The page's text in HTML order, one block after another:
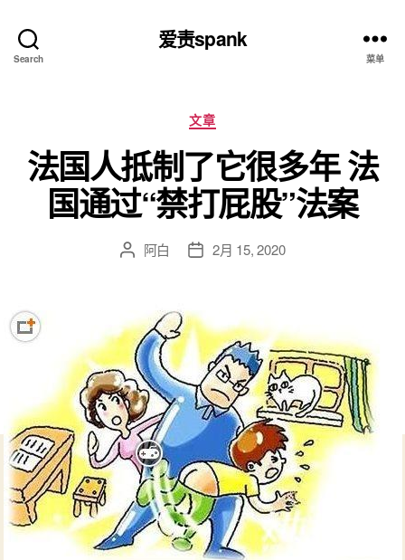
Search
爱责spank
菜单
分
类
文章
法国人抵制了它很多年 法
国通过“禁打屁股”法案
文 阿白
发
期
2月 15, 2020